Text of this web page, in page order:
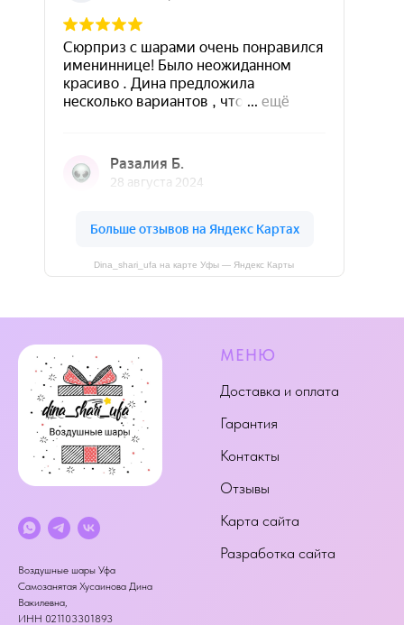
Dina_shari_ufa на карте Уфы — Яндекс Карты
Воздушные шары Уфа
Самозанятая Хусаинова Дина
Вакилевна,
ИНН 021103301893
МЕНЮ
Доставка и оплата
Гарантия
Контакты
Отзывы
Карта сайта
Разработка сайта